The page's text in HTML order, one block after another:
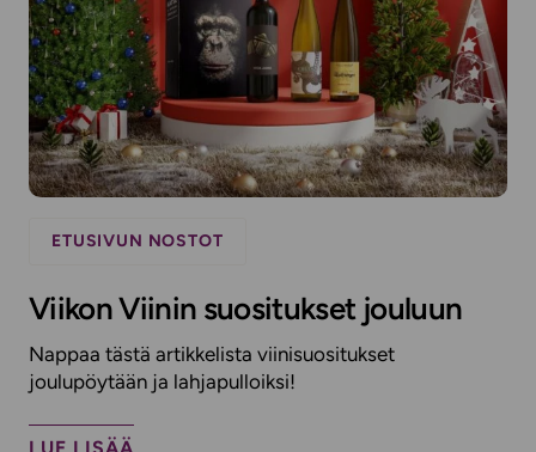
ETUSIVUN NOSTOT
Viikon Viinin suositukset jouluun
Nappaa tästä artikkelista viinisuositukset
joulupöytään ja lahjapulloiksi!